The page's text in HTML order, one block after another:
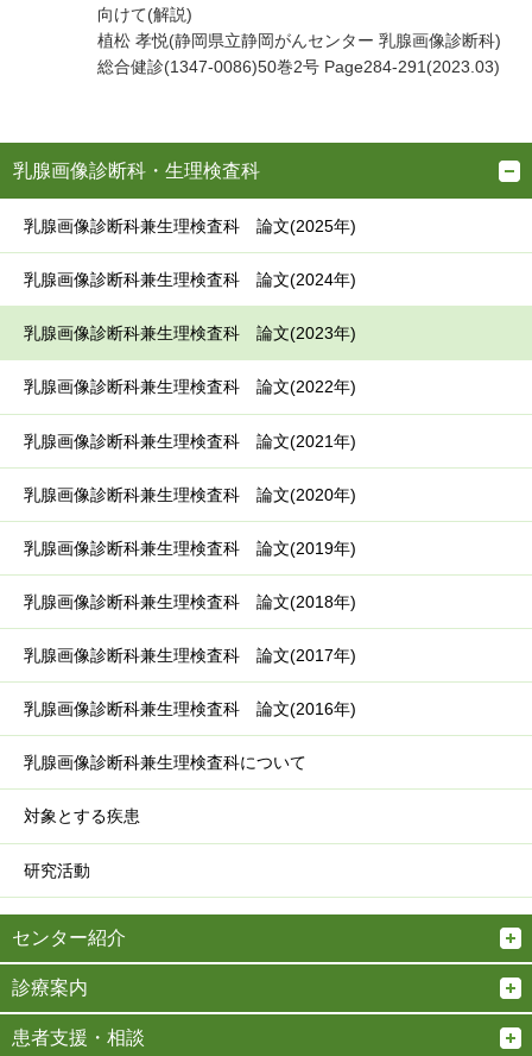
向けて(解説)
植松 孝悦(静岡県立静岡がんセンター 乳腺画像診断科)
総合健診(1347-0086)50巻2号 Page284-291(2023.03)
乳腺画像診断科・生理検査科
乳腺画像診断科兼生理検査科 論文(2025年)
乳腺画像診断科兼生理検査科 論文(2024年)
乳腺画像診断科兼生理検査科 論文(2023年)
乳腺画像診断科兼生理検査科 論文(2022年)
乳腺画像診断科兼生理検査科 論文(2021年)
乳腺画像診断科兼生理検査科 論文(2020年)
乳腺画像診断科兼生理検査科 論文(2019年)
乳腺画像診断科兼生理検査科 論文(2018年)
乳腺画像診断科兼生理検査科 論文(2017年)
乳腺画像診断科兼生理検査科 論文(2016年)
乳腺画像診断科兼生理検査科について
対象とする疾患
研究活動
センター紹介
診療案内
患者支援・相談